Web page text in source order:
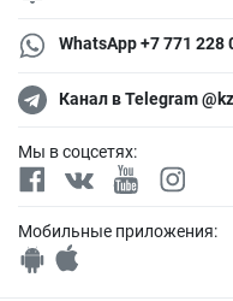
WhatsApp +7 771 228
Канал в Telegram
Мы в соцсетях:
Мобильные приложения: